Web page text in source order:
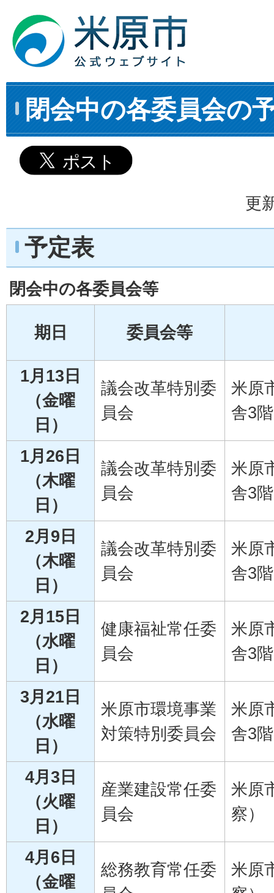
閉会中の各委員会の
更
予定表
閉会中の各委員会等
期日 委員会等
1月13日
（金曜
日）
議会改革特別委
員会
米原
舎3
1月26日
（木曜
日）
議会改革特別委
員会
米原
舎3
2月9日
（木曜
日）
議会改革特別委
員会
米原
舎3
2月15日
（水曜
日）
健康福祉常任委
員会
米原
舎3
3月21日
（水曜
日）
米原市環境事業
対策特別委員会
米原
舎3
4月3日
（火曜
日）
産業建設常任委
員会
米原
察）
4月6日
（金曜
総務教育常任委
米原